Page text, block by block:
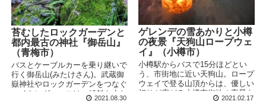
苔むしたロックガーデンと
都内最古の神社『御岳山』
（青梅市）
バスとケーブルカーを乗り継いで
行く御岳山(みたけさん)。武蔵御
嶽神社やロックガーデンをつなぐ
ハイキングコースは、傾斜も少な
く気軽に山歩きが楽しめます。8
2021.08.30
ゲレンデの雪あかりと小樽
の夜景『天狗山ロープウェ
イ』（小樽市）
小樽駅からバスで15分ほどとい
う、市街地に近い天狗山。ロープ
ウェイで登る山頂からは、優しい
灯りが広がる小樽市街地の夜景を
見渡すことができます。夜景・ゲ
2021.02.17